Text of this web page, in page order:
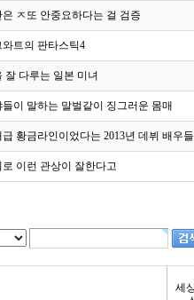
은 ㅈ또 안중요하다는 걸 검증
와트의 판타스틱4
잘 다루는 일본 미녀
들이 말하는 말벌같이 징그러운 몸매
급 황금라인이었다는 2013년 데뷔 배우들
로 이런 관상이 잘한다고